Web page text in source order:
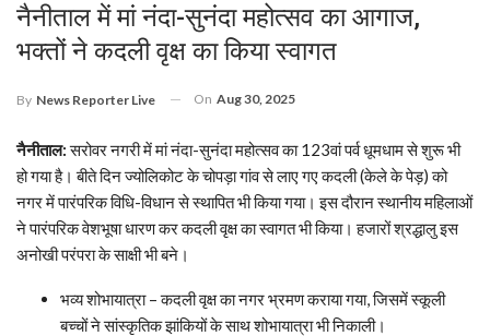
नैनीताल में मां नंदा-सुनंदा महोत्सव का आगाज,
भक्तों ने कदली वृक्ष का किया स्वागत
By News Reporter Live On Aug 30, 2025
नैनीताल:सरोवर नगरी में मां नंदा-सुनंदा महोत्सव का 123वां पर्व धूमधाम से शुरू भी
हो गया है। बीते दिन ज्योलिकोट के चोपड़ा गांव से लाए गए कदली (केले के पेड़) को
नगर में पारंपरिक विधि-विधान से स्थापित भी किया गया। इस दौरान स्थानीय महिलाओं
ने पारंपरिक वेशभूषा धारण कर कदली वृक्ष का स्वागत भी किया। हजारों श्रद्धालु इस
अनोखी परंपरा के साक्षी भी बने।
भव्य शोभायात्रा – कदली वृक्ष का नगर भ्रमण कराया गया, जिसमें स्कूली
बच्चों ने सांस्कृतिक झांकियों के साथ शोभायात्रा भी निकाली।